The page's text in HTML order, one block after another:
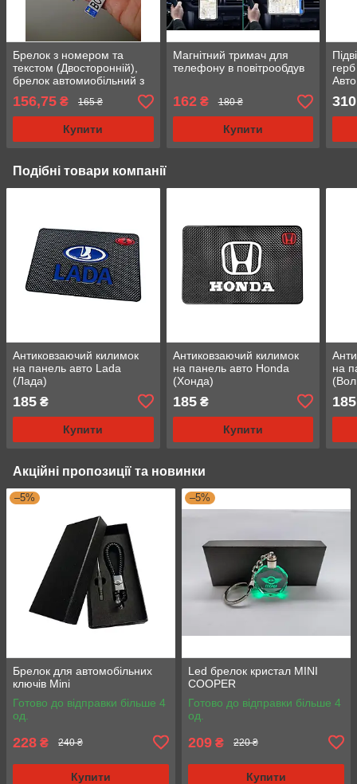
Брелок з номером та
текстом (Двосторонній),
брелок автомиобільний з
логотипом
156,75 ₴ 165 ₴
Купити
Магнітний тримач для
телефону в повітрообдув
162₴ 180 ₴
Купити
310
Подібні товари компанії
Антиковзаючий килимок
на панель авто Lada
(Лада)
185 ₴
Купити
Антиковзаючий килимок
на панель авто Honda
(Хонда)
185₴
Купити
на
185
Акційні пропозиції та новинки
–5%
Брелок для автомобільних
ключів Mini
Готово до відправки більше 4
од.
228 ₴ 240 ₴
Купити
–5%
Led брелок кристал MINI
COOPER
Готово до відправки більше 4
од.
209 ₴ 220 ₴
Купити